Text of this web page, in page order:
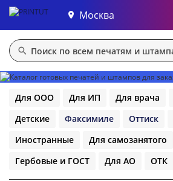
Москва
Для ООО Для ИП Для врача
Детские
Факсимиле Оттиск
Иностранные
Для самозанятого
Гербовые и ГОСТ
Для АО ОТК